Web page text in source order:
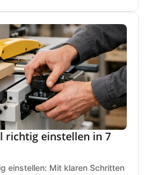
richtig einstellen in 7
einstellen: Mit klaren Schritten